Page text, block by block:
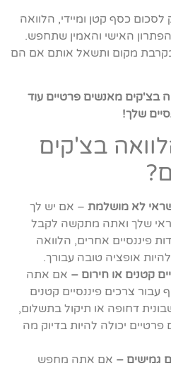
כסף קטן ומיידי, הלוואה
האישי והאמין שתחפש.
מקום ותשאל אותם אם הם
בצ'קים מאנשים פרטיים עוד
שלך!
בצ'קים
לא מושלמת – אם יש לך
שלך ואתה מתקשה לקבל
פיננסיים אחרים, הלוואה
אופציה טובה עבורך.
קטנים או חירום – אם אתה
צרכים פיננסיים קטנים
דחופה או תיקול בתשלום,
יכולה להיות בדיוק מה
גמישים – אם אתה מחפש